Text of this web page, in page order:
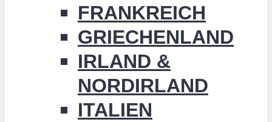
FRANKREICH
GRIECHENLAND
IRLAND &
NORDIRLAND
ITALIEN